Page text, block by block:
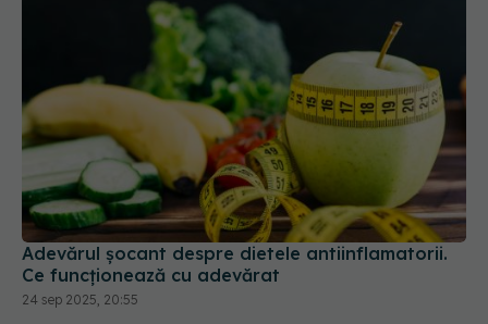
Adevărul șocant despre dietele antiinflamatorii.
Ce funcționează cu adevărat
24 sep 2025, 20:55